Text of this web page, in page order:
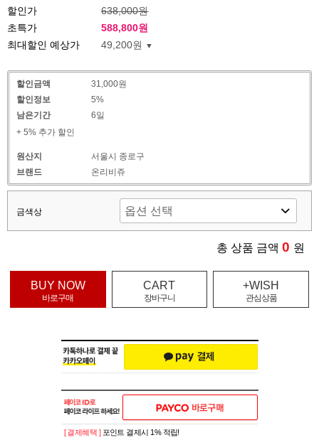
할인가
638,000원
초특가
588,800원
최대할인 예상가
49,200원
할인금액
31,000원
할인정보
5%
남은기간
6일
+ 5% 추가 할인
원산지
서울시 종로구
브랜드
온리비쥬
금색상
총 상품 금액 0 원
BUY NOW
바로구매
CART
장바구니
+WISH
관심상품
[ 결제혜택 ] 포인트 결제시 1% 적립!